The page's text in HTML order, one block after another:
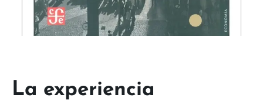
La experiencia